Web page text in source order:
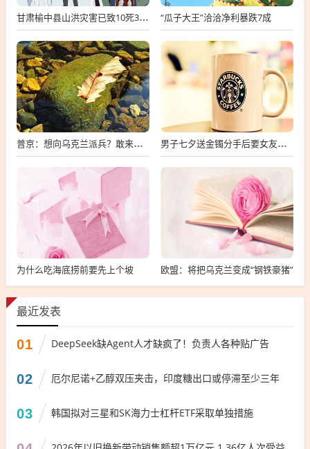
甘肃榆中县山洪灾害已致10死33失联 “瓜子大王”洽洽净利暴跌7成
普京：想向乌克兰派兵？敢来就打，普京，敢派兵到乌克兰，将面临严厉反击 男子七夕送金镯分手后要女友还钱
为什么吃海底捞前要先上个坡 欧盟：将把乌克兰变成“钢铁豪猪”
最近发表
01 DeepSeek缺Agent人才缺疯了！负责人各种贴广告
02 厄尔尼诺+乙醇双压夹击，印度糖出口或停滞至少三年
03 韩国拟对三星和SK海力士杠杆ETF采取单独措施